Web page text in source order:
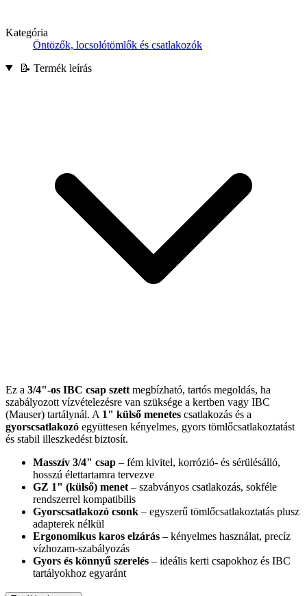
Kategória
Öntözők, locsolótömlők és csatlakozók
📝 Termék leírás
Ez a 3/4"-os IBC csap szett megbízható, tartós megoldás, ha
szabályozott vízvételezésre van szüksége a kertben vagy IBC
(Mauser) tartálynál. A 1" külső menetes csatlakozás és a
gyorscsatlakozó együttesen kényelmes, gyors tömlőcsatlakoztatást
és stabil illeszkedést biztosít.
Masszív 3/4" csap – fém kivitel, korrózió- és sérülésálló,
hosszú élettartamra tervezve
GZ 1" (külső) menet – szabványos csatlakozás, sokféle
rendszerrel kompatibilis
Gyorscsatlakozó csonk – egyszerű tömlőcsatlakoztatás plusz
adapterek nélkül
Ergonomikus karos elzárás – kényelmes használat, precíz
vízhozam-szabályozás
Gyors és könnyű szerelés – ideális kerti csapokhoz és IBC
tartályokhoz egyaránt